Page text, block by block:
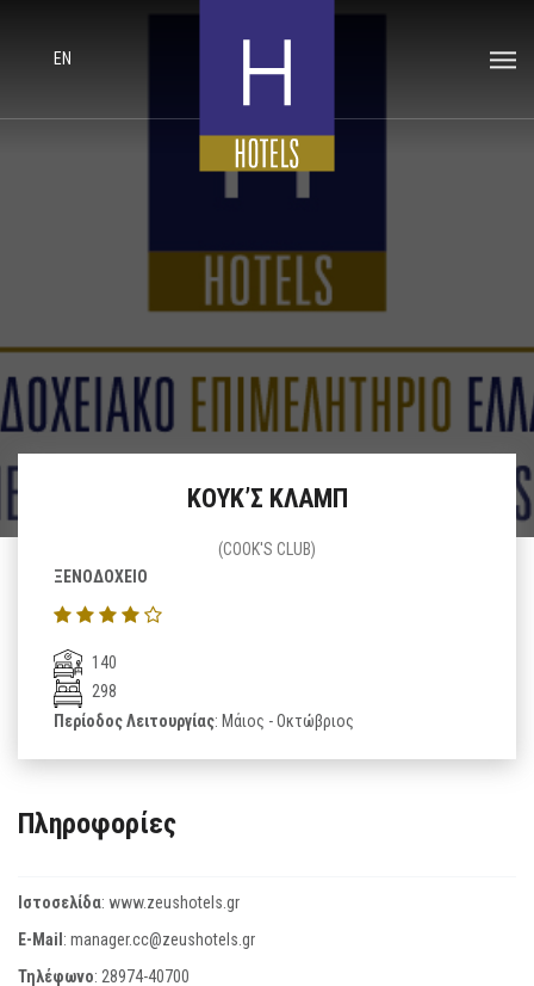
EN
ΚΟΥΚ’Σ ΚΛΑΜΠ
(COOK'S CLUB)
ΞΕΝΟΔΟΧΕΙΟ
140
298
Περίοδος Λειτουργίας: Μάιος - Οκτώβριος
Πληροφορίες
Ιστοσελίδα: www.zeushotels.gr
E-Mail: manager.cc@zeushotels.gr
Τηλέφωνο: 28974-40700